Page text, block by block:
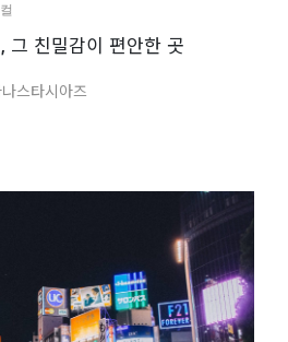
그 친밀감이 편안한 곳
스타시아즈